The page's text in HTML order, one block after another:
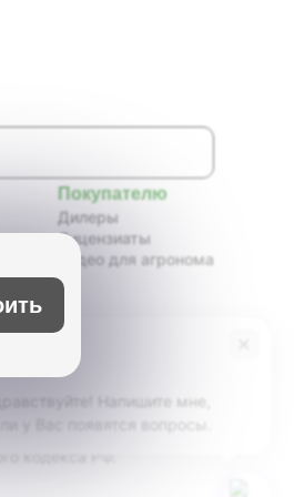
Напишите мне,
Покупателю
Дилеры
Лицензиаты
Видео для агронома
масличных